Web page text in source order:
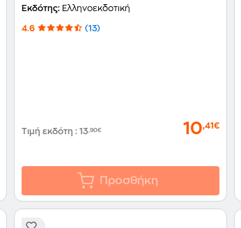
Εκδότης: Ελληνοεκδοτική
4.6 (13)
Τιμή εκδότη:13,90€ 10,41€
Προσθήκη